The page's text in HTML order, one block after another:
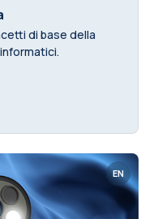
di base della
EN